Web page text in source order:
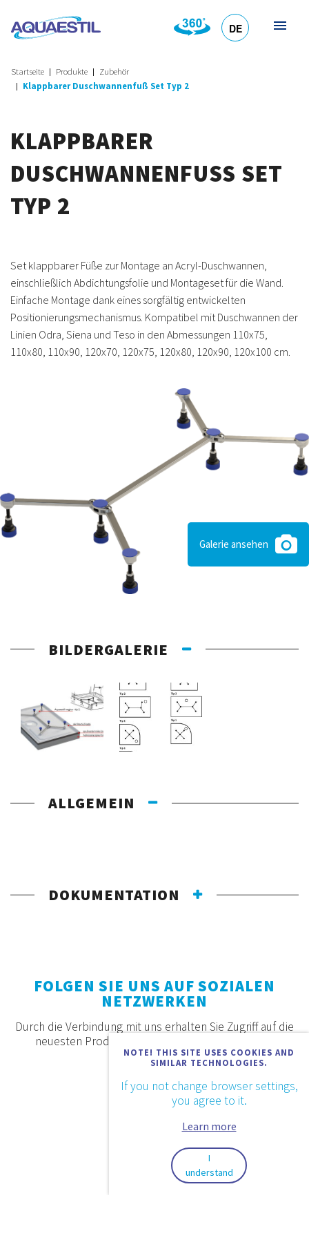
DE
Startseite Produkte
Zubehör
Klappbarer Duschwannenfuß Set Typ 2
KLAPPBARER
DUSCHWANNENFUSS SET T
YP 2
Set klappbarer Füße zur Montage an Acryl-Duschwannen,
einschließlich Abdichtungsfolie und Montageset für die Wand.
Einfache Montage dank eines sorgfältig entwickelten
Positionierungsmechanismus. Kompatibel mit Duschwannen der
Linien Odra, Siena und Teso in den Abmessungen 110x75,
110x80, 110x90, 120x70, 120x75, 120x80, 120x90, 120x100 cm.
Galerie ansehen
BILDERGALERIE
ALLGEMEIN
DOKUMENTATION
NOTE! THIS SITE USES COOKIES AND
SIMILAR TECHNOLOGIES.
If you not change browser settings,
you agree to it.
Learn more
I
understand
FOLGEN SIE UNS AUF SOZIALEN
NETZWERKEN
Durch die Verbindung mit uns erhalten Sie Zugriff auf die
neuesten Produkte, Angebote und Neuigkeiten.